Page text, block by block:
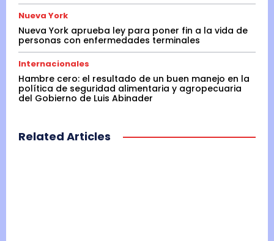
Nueva York
Nueva York aprueba ley para poner fin a la vida de
personas con enfermedades terminales
Internacionales
Hambre cero: el resultado de un buen manejo en la
política de seguridad alimentaria y agropecuaria
del Gobierno de Luis Abinader
Related Articles